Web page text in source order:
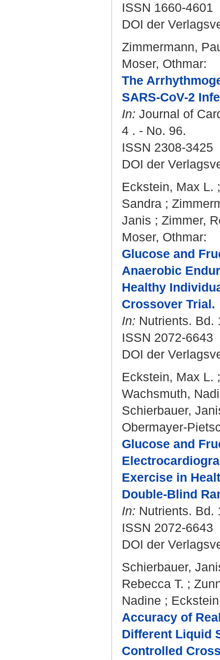
ISSN 1660-4601
DOI der
Zimmermann,
Moser, Othmar:
The
SARS-CoV-2
In: Journal of
4 . - No. 96.
ISSN 2308-3425
DOI der
Eckstein, Max L.
Sandra ;
Janis ; Zimmer,
Moser, Othmar:
Glucose and
Anaerobic
Healthy
Crossover Trial.
In: Nutrients. Bd.
ISSN 2072-6643
DOI der
Eckstein, Max L.
Wachsmuth,
Schierbauer,
Obermayer-
Glucose and
Exercise in
Double-Blind
In: Nutrients. Bd.
ISSN 2072-6643
DOI der
Schierbauer,
Rebecca T. ;
Nadine ;
Accuracy of
Different Liquid
Controlled